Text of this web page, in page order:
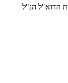
הדוא"ל הנ"ל